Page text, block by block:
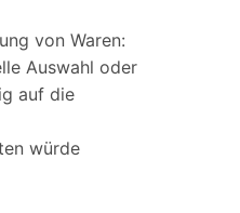
von Waren:
Auswahl oder
auf die
würde